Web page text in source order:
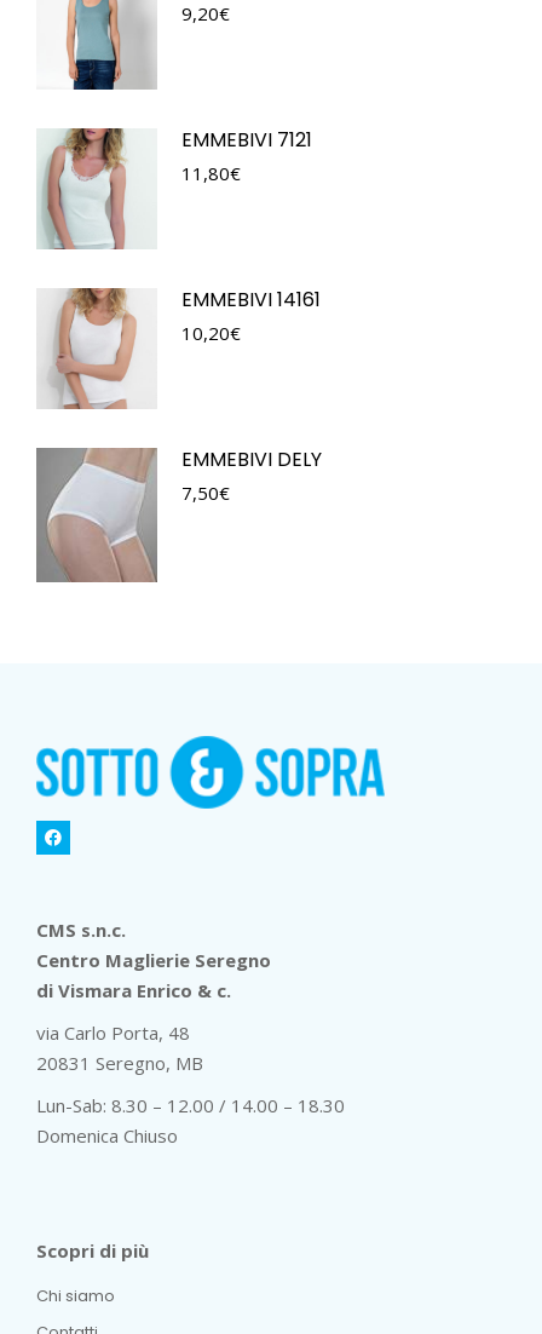
9,20€
EMMEBIVI 7121
11,80€
EMMEBIVI 14161
10,20€
EMMEBIVI DELY
7,50€
CMS s.n.c.
Centro Maglierie Seregno
di Vismara Enrico & c.
via Carlo Porta, 48
20831 Seregno, MB
Lun-Sab: 8.30 – 12.00 / 14.00 – 18.30
Domenica Chiuso
Scopri di più
Chi siamo